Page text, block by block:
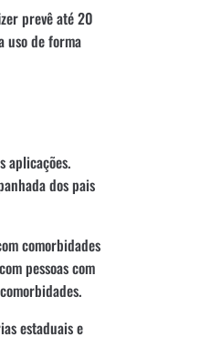
prevê até 20
uso de forma
aplicações.
dos pais
comorbidades
pessoas com
estaduais e